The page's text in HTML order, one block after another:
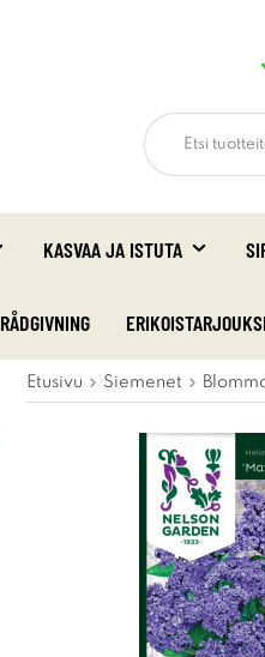
KASVAA JA ISTUTA
RÅDGIVNING
Etusivu Siemenet